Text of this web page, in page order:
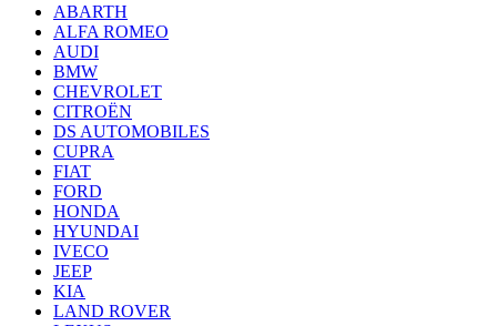
ABARTH
ALFA ROMEO
AUDI
BMW
CHEVROLET
CITROËN
DS AUTOMOBILES
CUPRA
FIAT
FORD
HONDA
HYUNDAI
IVECO
JEEP
KIA
LAND ROVER